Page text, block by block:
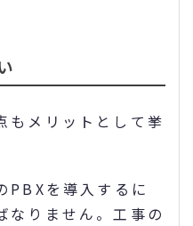
もメリットとして挙
PBXを導入するに
なりません。工事の